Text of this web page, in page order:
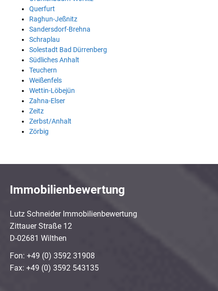
Querfurt
Raghun-Jeßnitz
Sandersdorf-Brehna
Schraplau
Solestadt Bad Dürrenberg
Südliches Anhalt
Teuchern
Weißenfels
Wettin-Löbejün
Zahna-Elser
Zeitz
Zerbst/Anhalt
Zörbig
Immobilienbewertung
Lutz Schneider Immobilienbewertung
Zittauer Straße 12
D-02681 Wilthen
Fon: +49 (0) 3592 31908
Fax: +49 (0) 3592 543135